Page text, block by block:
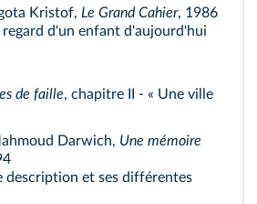
Kristof, Le Grand Cahier, 1986
regard d'un enfant d'aujourd'hui
de faille, chapitre II - « Une ville
Darwich, Une mémoire
description et ses différentes